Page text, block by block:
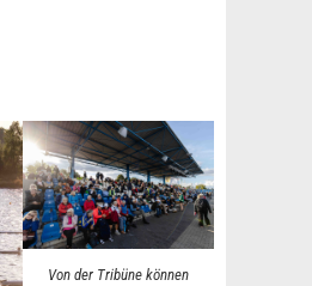
Von der Tribüne können